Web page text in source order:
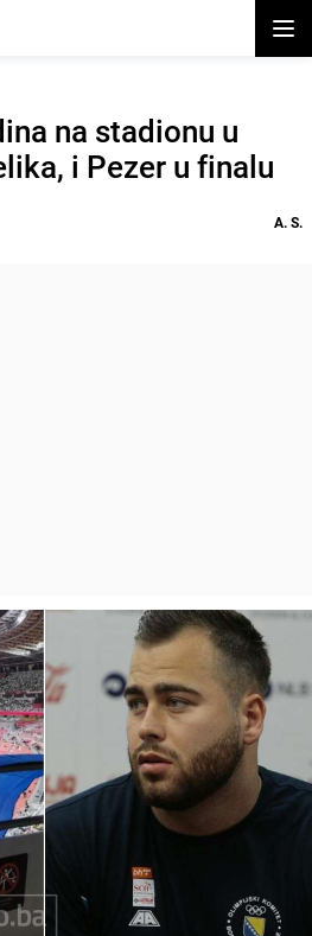
na stadionu u
i Pezer u finalu
A. S.